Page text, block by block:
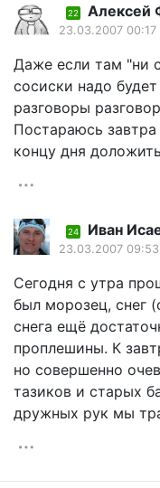
22 Алексей
23.03.2007 00:17
Даже если там "ни
сосиски надо
разговоры
Постараюсь
концу дня
24 Иван
23.03.2007 09:53
Сегодня с утра
был морозец, снег
снега ещё
проплешины. К
но совершенно
тазиков и старых
дружных рук мы